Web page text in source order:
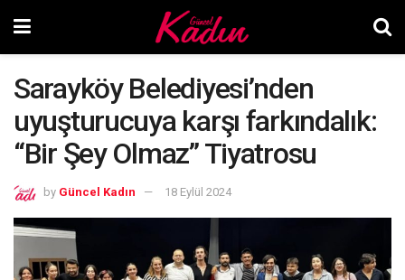
Sarayköy Belediyesi’nden
uyuşturucuya karşı farkındalık:
“Bir Şey Olmaz” Tiyatrosu
by Güncel Kadın 18 Eylül 2024